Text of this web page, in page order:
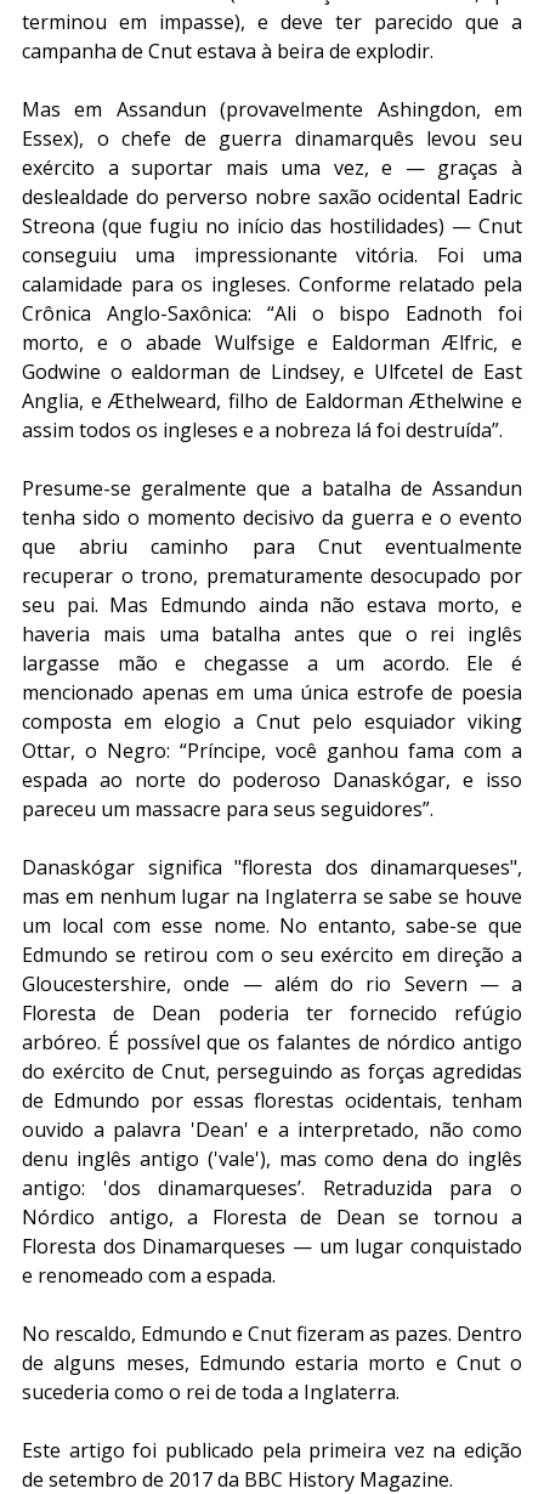
terminou em impasse), e deve ter parecido que a
campanha de Cnut estava à beira de explodir.
Mas em Assandun (provavelmente Ashingdon, em
Essex), o chefe de guerra dinamarquês levou seu
exército a suportar mais uma vez, e — graças à
deslealdade do perverso nobre saxão ocidental Eadric
Streona (que fugiu no início das hostilidades) — Cnut
conseguiu uma impressionante vitória. Foi uma
calamidade para os ingleses. Conforme relatado pela
Crônica Anglo-Saxônica: “Ali o bispo Eadnoth foi
morto, e o abade Wulfsige e Ealdorman Ælfric, e
Godwine o ealdorman de Lindsey, e Ulfcetel de East
Anglia, e Æthelweard, filho de Ealdorman Æthelwine e
assim todos os ingleses e a nobreza lá foi destruída”.
Presume-se geralmente que a batalha de Assandun
tenha sido o momento decisivo da guerra e o evento
que abriu caminho para Cnut eventualmente
recuperar o trono, prematuramente desocupado por
seu pai. Mas Edmundo ainda não estava morto, e
haveria mais uma batalha antes que o rei inglês
largasse mão e chegasse a um acordo. Ele é
mencionado apenas em uma única estrofe de poesia
composta em elogio a Cnut pelo esquiador viking
Ottar, o Negro: “Príncipe, você ganhou fama com a
espada ao norte do poderoso Danaskógar, e isso
pareceu um massacre para seus seguidores”.
Danaskógar significa "floresta dos dinamarqueses",
mas em nenhum lugar na Inglaterra se sabe se houve
um local com esse nome. No entanto, sabe-se que
Edmundo se retirou com o seu exército em direção a
Gloucestershire, onde — além do rio Severn — a
Floresta de Dean poderia ter fornecido refúgio
arbóreo. É possível que os falantes de nórdico antigo
do exército de Cnut, perseguindo as forças agredidas
de Edmundo por essas florestas ocidentais, tenham
ouvido a palavra 'Dean' e a interpretado, não como
denu inglês antigo ('vale'), mas como dena do inglês
antigo: 'dos dinamarqueses’. Retraduzida para o
Nórdico antigo, a Floresta de Dean se tornou a
Floresta dos Dinamarqueses — um lugar conquistado
e renomeado com a espada.
No rescaldo, Edmundo e Cnut fizeram as pazes. Dentro
de alguns meses, Edmundo estaria morto e Cnut o
sucederia como o rei de toda a Inglaterra.
Este artigo foi publicado pela primeira vez na edição
de setembro de 2017 da BBC History Magazine.